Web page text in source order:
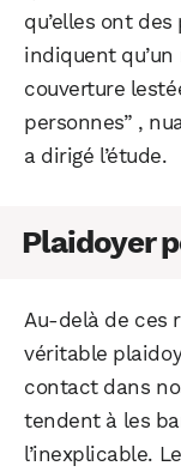
qu’elles ont
indiquent
couverture
personnes” ,
a dirigé l’étude.
Plaidoyer
Au-delà de ces
véritable
contact dans
tendent à les
l’inexplicable.
WhatsApp
Facebook